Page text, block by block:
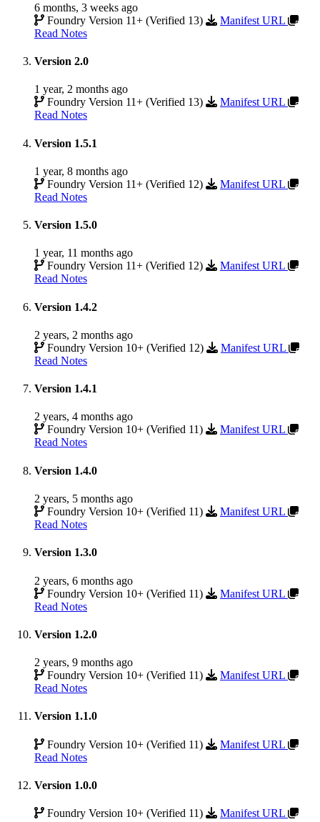
6 months, 3 weeks ago
Foundry Version 11+ (Verified 13)
Manifest URL
Read Notes
Version 2.0
1 year, 2 months ago
Foundry Version 11+ (Verified 13)
Manifest URL
Read Notes
Version 1.5.1
1 year, 8 months ago
Foundry Version 11+ (Verified 12)
Manifest URL
Read Notes
Version 1.5.0
1 year, 11 months ago
Foundry Version 11+ (Verified 12)
Manifest URL
Read Notes
Version 1.4.2
2 years, 2 months ago
Foundry Version 10+ (Verified 12)
Manifest URL
Read Notes
Version 1.4.1
2 years, 4 months ago
Foundry Version 10+ (Verified 11)
Manifest URL
Read Notes
Version 1.4.0
2 years, 5 months ago
Foundry Version 10+ (Verified 11)
Manifest URL
Read Notes
Version 1.3.0
2 years, 6 months ago
Foundry Version 10+ (Verified 11)
Manifest URL
Read Notes
Version 1.2.0
2 years, 9 months ago
Foundry Version 10+ (Verified 11)
Manifest URL
Read Notes
Version 1.1.0
Foundry Version 10+ (Verified 11)
Manifest URL
Read Notes
Version 1.0.0
Foundry Version 10+ (Verified 11)
Manifest URL